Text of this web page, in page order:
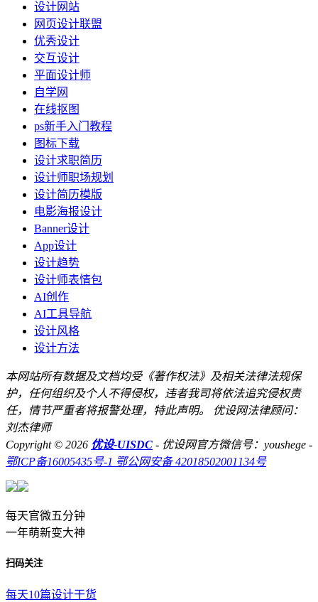
设计网站
网页设计联盟
优秀设计
交互设计
平面设计师
自学网
在线抠图
ps新手入门教程
图标下载
设计求职简历
设计师职场规划
设计简历模版
电影海报设计
Banner设计
App设计
设计趋势
设计师表情包
AI创作
AI工具导航
设计风格
设计方法
本网站所有数据及文档均受《著作权法》及相关法律法规保
护，任何组织及个人不得侵权，违者我司将依法追究侵权责
任，情节严重者将报警处理，特此声明。 优设网法律顾问：
刘杰律师
Copyright © 2026 优设-UISDC - 优设网官方微信号：youshege -
鄂ICP备16005435号-1 鄂公网安备 42018502001134号
每天官微五分钟
一年萌新变大神
扫码关注
每天10篇设计干货